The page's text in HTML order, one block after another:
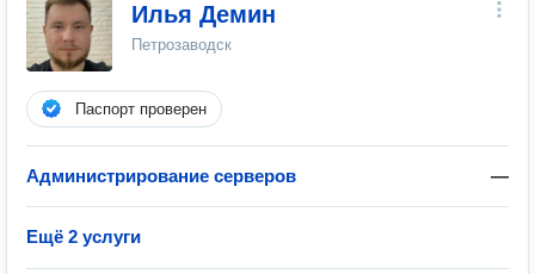
Илья Демин
Петрозаводск
Паспорт проверен
Администрирование серверов —
Ещё 2 услуги